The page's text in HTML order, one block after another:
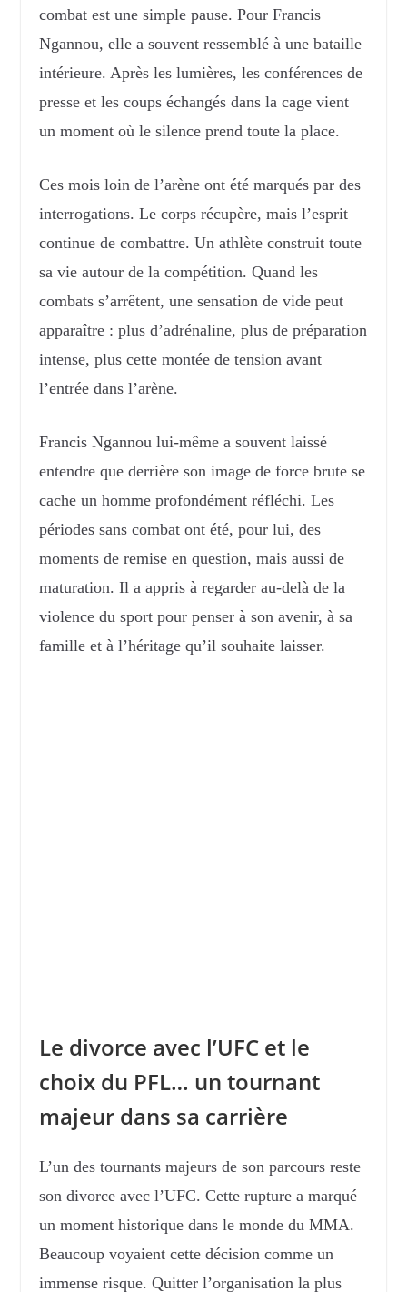
combat est une simple pause. Pour Francis
Ngannou, elle a souvent ressemblé à une bataille
intérieure. Après les lumières, les conférences de
presse et les coups échangés dans la cage vient
un moment où le silence prend toute la place.
Ces mois loin de l’arène ont été marqués par des
interrogations. Le corps récupère, mais l’esprit
continue de combattre. Un athlète construit toute
sa vie autour de la compétition. Quand les
combats s’arrêtent, une sensation de vide peut
apparaître : plus d’adrénaline, plus de préparation
intense, plus cette montée de tension avant
l’entrée dans l’arène.
Francis Ngannou lui-même a souvent laissé
entendre que derrière son image de force brute se
cache un homme profondément réfléchi. Les
périodes sans combat ont été, pour lui, des
moments de remise en question, mais aussi de
maturation. Il a appris à regarder au-delà de la
violence du sport pour penser à son avenir, à sa
famille et à l’héritage qu’il souhaite laisser.
Le divorce avec l’UFC et le
choix du PFL… un tournant
majeur dans sa carrière
L’un des tournants majeurs de son parcours reste
son divorce avec l’UFC. Cette rupture a marqué
un moment historique dans le monde du MMA.
Beaucoup voyaient cette décision comme un
immense risque. Quitter l’organisation la plus